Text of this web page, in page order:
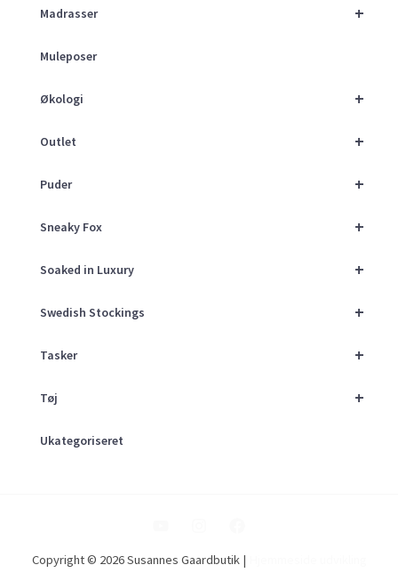
+
Madrasser
Muleposer
+
Økologi
+
Outlet
+
Puder
+
Sneaky Fox
+
Soaked in Luxury
+
Swedish Stockings
+
Tasker
+
Tøj
Ukategoriseret
Copyright © 2026 Susannes Gaardbutik |